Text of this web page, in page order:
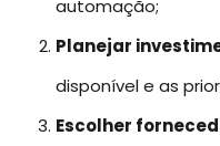
automação;
Planejar
disponível e as
Escolher